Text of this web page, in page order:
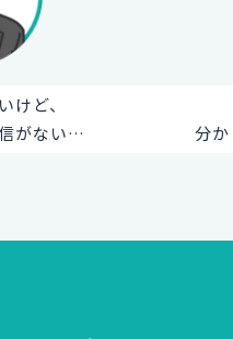
けど、
がない…
分